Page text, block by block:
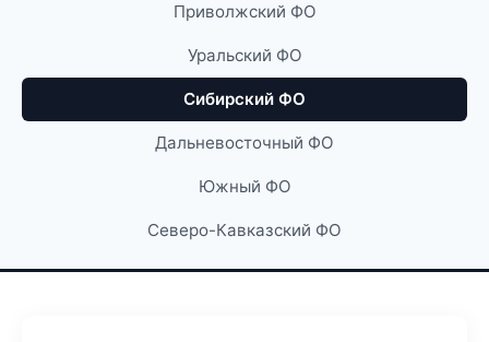
Приволжский ФО
Уральский ФО
Сибирский ФО
Дальневосточный ФО
Южный ФО
Северо-Кавказский ФО